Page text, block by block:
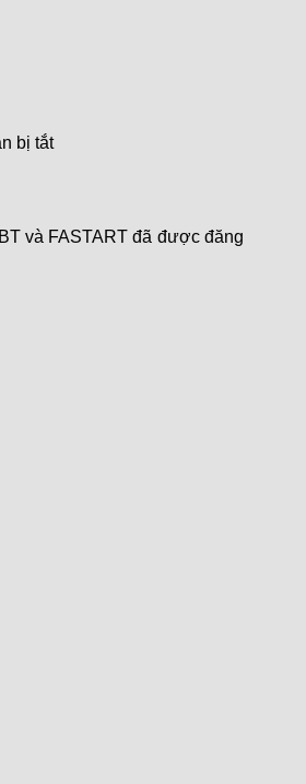
bị tắtở
CPU
và FASTART đã được đăng